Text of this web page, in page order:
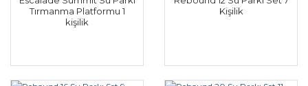
Tırmanma Platformu 1
kişilik
Kişilik